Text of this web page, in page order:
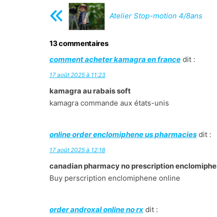
Atelier Stop-motion 4/8ans
13 commentaires
comment acheter kamagra en france dit :
17 août 2025 à 11:23
kamagra au rabais soft
kamagra commande aux états-unis
online order enclomiphene us pharmacies dit :
17 août 2025 à 12:18
canadian pharmacy no prescription
Buy perscription enclomiphene online
order androxal online no rx dit :